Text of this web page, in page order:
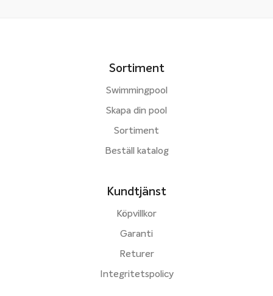
Sortiment
Swimmingpool
Skapa din pool
Sortiment
Beställ katalog
Kundtjänst
Köpvillkor
Garanti
Returer
Integritetspolicy